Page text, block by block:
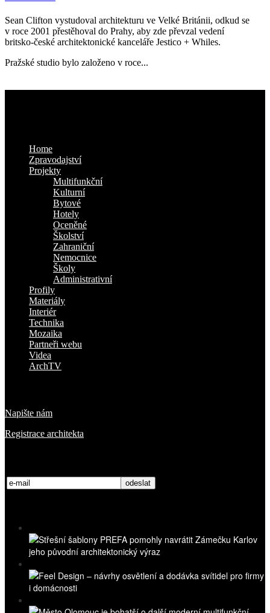
Sean Clifton vystudoval architekturu ve Velké Británii, odkud se
v roce 2001 přestěhoval do Prahy, aby zde převzal vedení
britsko-české architektonické kanceláře Jestico + Whiles.
Pražské studio bylo založeno v roce...
Home
Zpravodajství
Projekty
Multifunkční
Kulturní
Bytové
Hotely
Oceněné
Školství
Zahraniční
Nemocnice
Školy
Administrativní
Profily
Materiály
Interiér
Technika
Mozaika
Partneři webu
Videa
ArchTV
Napište nám
Registrace architekta